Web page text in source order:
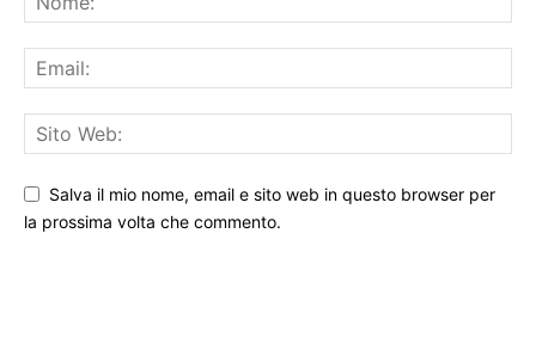
Salva il mio nome, email e sito web in questo browser per